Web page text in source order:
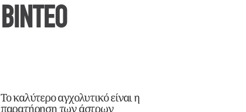
ΒΙΝΤΕΟ
Το καλύτερο αγχολυτικό είναι η
παρατήρηση των άστρων